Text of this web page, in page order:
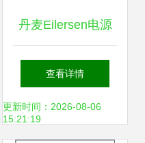
丹麦Eilersen电源
模块 化工行业精密
仪器的关键动力源
查看详情
更新时间：2026-08-06
15:21:19